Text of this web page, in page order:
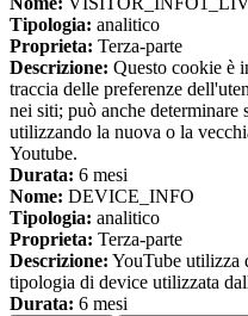
Tipologia: analitico
Proprieta: Terza-parte
Descrizione: Questo cookie è
traccia delle preferenze
nei siti; può anche determinare
utilizzando la nuova o la
Youtube.
Durata: 6 mesi
Nome: DEVICE_INFO
Tipologia: analitico
Proprieta: Terza-parte
Descrizione: YouTube utilizza
tipologia di device utilizzata
Durata: 6 mesi